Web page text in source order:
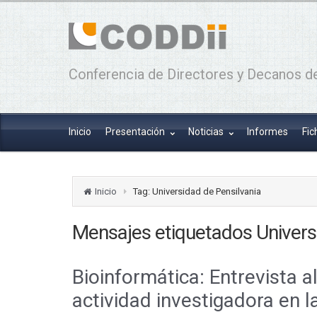
Conferencia de Directores y Decanos
Inicio Presentación Noticias Informes
Inicio Tag: Universidad de Pensilvania
Mensajes etiquetados
Bioinformática: Entrevista
actividad investigadora en